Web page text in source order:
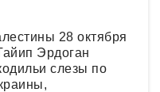
28 октября
Эрдоган
слезы по